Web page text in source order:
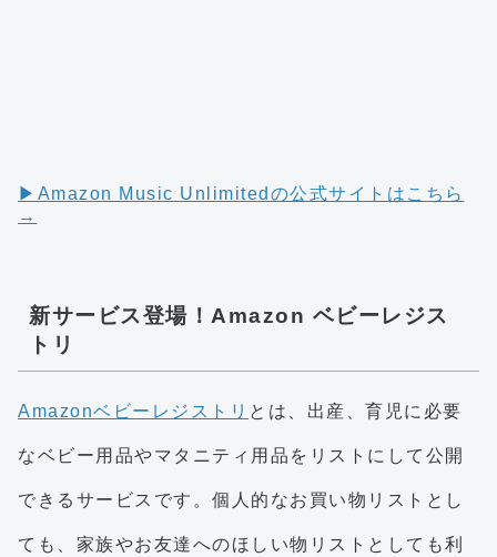
▶︎Amazon Music Unlimitedの公式サイトはこちら
→
新サービス登場！Amazon ベビーレジス
トリ
Amazonベビーレジストリ とは、出産、育児に必要
なベビー用品やマタニティ用品をリストにして公開
できるサービスです。個人的なお買い物リストとし
ても、家族やお友達へのほしい物リストとしても利